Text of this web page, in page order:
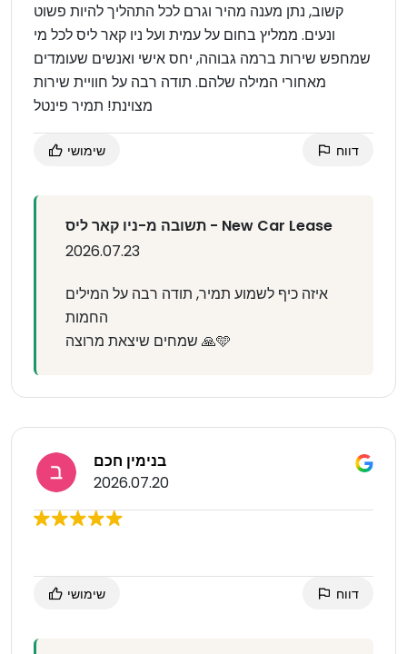
קשוב, נתן מענה מהיר וגרם לכל התהליך להיות פשוט
ונעים. ממליץ בחום על עמית ועל ניו קאר ליס לכל מי
שמחפש שירות ברמה גבוהה, יחס אישי ואנשים שעומדים
מאחורי המילה שלהם. תודה רבה על חוויית שירות
מצוינת! תמיר פינטל
שימושי דווח
תשובה מ-ניו קאר ליס - New Car Lease
2026.07.23
איזה כיף לשמוע תמיר, תודה רבה על המילים
החמות
שמחים שיצאת מרוצה 🙏🩵
בנימין חכם
2026.07.20
שימושי דווח